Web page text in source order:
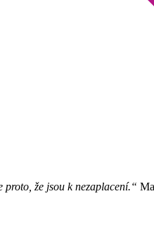
že jsou k nezaplacení.“